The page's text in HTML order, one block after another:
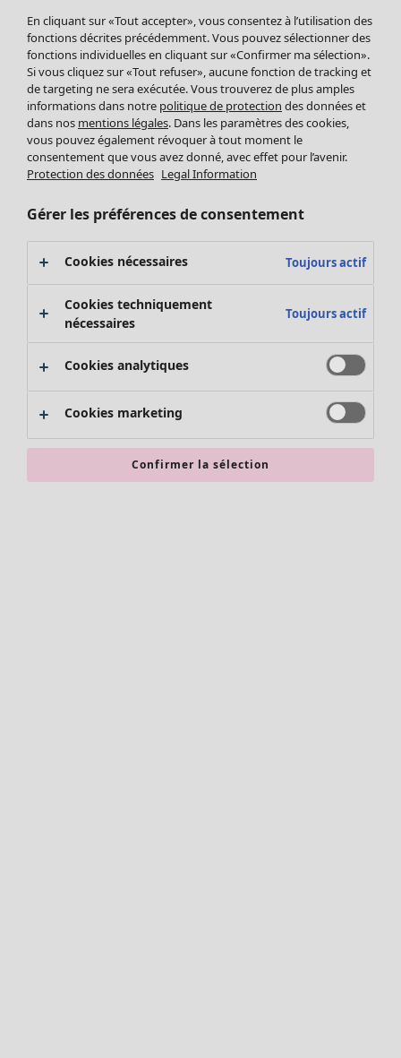
Leggings et collants
Accessoires
Chaussures
Vêtements de bain
Basics
Soldes Mobilier
Bonnes affaires déco
Décoration
Textiles
Tapis
Éponge
Promos SOLDES
Les promos de Gudrun Sjödén
Nouvel arrivage
Bonnes affaires en soldes - jusqu'à -70
En cliquant sur «Tout accepter», vous consentez à l’utilisation des
fonctions décrites précédemment. Vous pouvez sélectionner des
fonctions individuelles en cliquant sur «Confirmer ma sélection».
Si vous cliquez sur «Tout refuser», aucune fonction de tracking et
de targeting ne sera exécutée. Vous trouverez de plus amples
informations dans notre politique de protection des données et
dans nos mentions légales. Dans les paramètres des cookies,
vous pouvez également révoquer à tout moment le
consentement que vous avez donné, avec effet pour l’avenir.
Protection des données Legal Information
Gérer les préférences de consentement
Cookies nécessaires Toujours actif
Cookies techniquement
nécessaires
Toujours actif
Cookies analytiques
Cookies marketing
Confirmer la sélection